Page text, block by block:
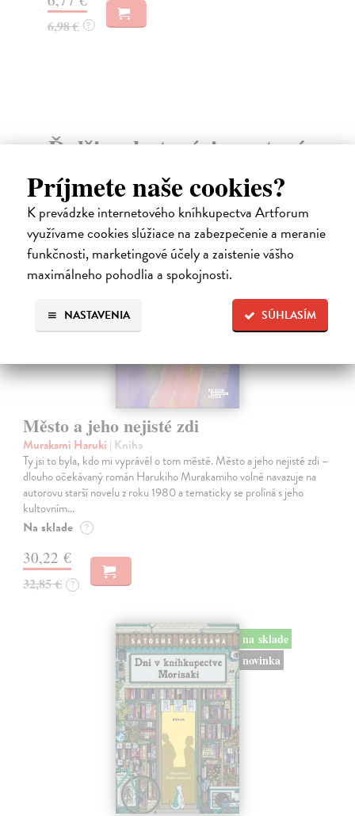
Príjmete naše cookies?
K prevádzke internetového kníhkupectva Artforum
využívame cookies slúžiace na zabezpečenie a meranie
funkčnosti, marketingové účely a zaistenie vášho
maximálneho pohodlia a spokojnosti.
SÚHLASÍM
NASTAVENIA
6,98 € ?
Ďalšie z kategórie svetová
beletria
na sklade
novinka
Město a jeho nejisté zdi
Murakami Haruki | Kniha
Ty jsi to byla, kdo mi vyprávěl o tom městě. Město a jeho nejisté zdi –
dlouho očekávaný román Harukiho Murakamiho volně navazuje na
autorovu starší novelu z roku 1980 a tematicky se prolíná s jeho
kultovním…
Na sklade ?
30,22 €
32,85 € ?
na sklade
novinka